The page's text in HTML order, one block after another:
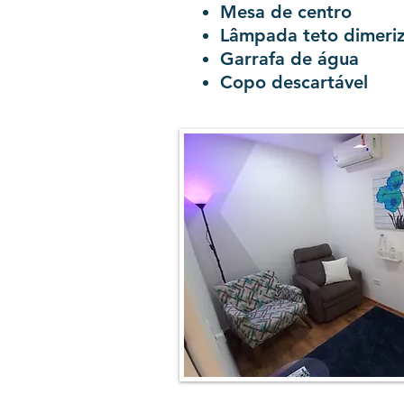
Mesa de centro
Lâmpada teto
Garrafa de água
Copo descartável